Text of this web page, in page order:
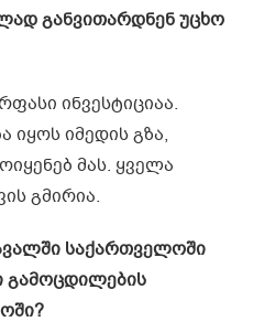
განვითარდნენ უცხო
ინვესტიციაა.
იყოს იმედის გზა,
მას. ყველა
გმირია.
საქართველოში
გამოცდილების